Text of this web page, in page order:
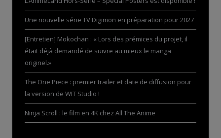
Une nouvelle série TV Digimon en préparation pour 2027
[Entretien] Mokochan : « Lors des prémices du projet, il
était déjà demandé de suivre au mieux le manga
originel.»
The One Piece : premier trailer et date de diffusion pour
la version de WIT Studio !
Ninja Scroll : le film en 4K chez All The Anime